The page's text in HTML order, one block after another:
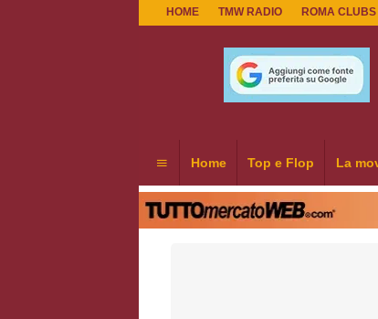
HOME TMW RADIO ROMA CLUBS
Home Top e Flop La